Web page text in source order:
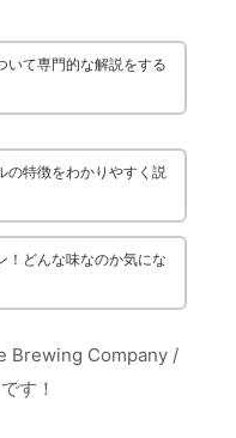
いて専門的な解説をする
の特徴をわかりやすく説
！どんな味なのか気にな
Brewing Company /
す！